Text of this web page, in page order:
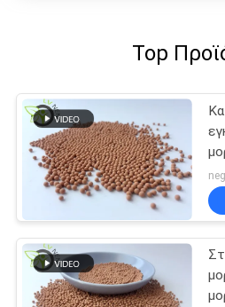
Top